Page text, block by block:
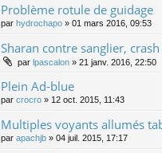
Problème rotule de guidage
par hydrochapo » 01 mars 2016, 09:53
Sharan contre sanglier, crash
par lpascalon » 21 janv. 2016, 22:50
Plein Ad-blue
par crocro » 12 oct. 2015, 11:43
Multiples voyants allumés
par apachjb » 04 juil. 2015, 17:17